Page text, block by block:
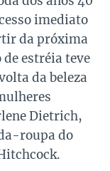
imediato
da próxima
de estréia teve
da beleza
Dietrich,
roupa do